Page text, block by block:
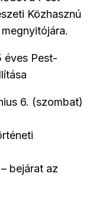
Közhasznú
éves Pest-
6. (szombat)
bejárat az